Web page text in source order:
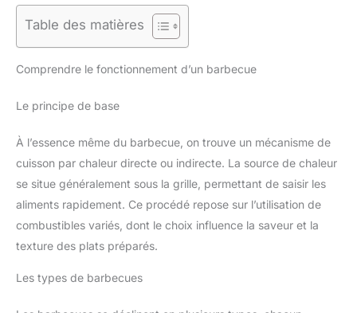
Table des matières
Comprendre le fonctionnement d’un barbecue
Le principe de base
À l’essence même du barbecue, on trouve un mécanisme de
cuisson par chaleur directe ou indirecte. La source de chaleur
se situe généralement sous la grille, permettant de saisir les
aliments rapidement. Ce procédé repose sur l’utilisation de
combustibles variés, dont le choix influence la saveur et la
texture des plats préparés.
Les types de barbecues